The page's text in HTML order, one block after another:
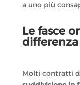
a uno più
Le fasce
differenza
Molti contratti